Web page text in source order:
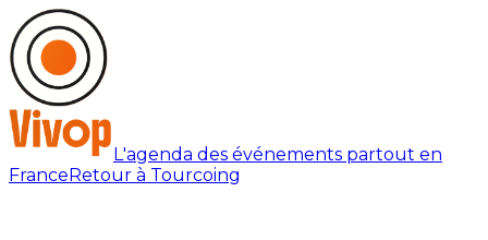
L'agenda des événements partout en
FranceRetour à Tourcoing